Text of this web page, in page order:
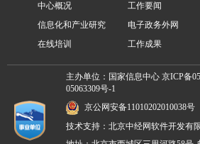
中心概况 工作要闻
信息化和产业研究
电子政务外网
在线培训
工作成果
主办单位：国家信息中心京ICP备
05063309号-1
京公网安备11010202010038号
技术支持：北京中经网软件开发有